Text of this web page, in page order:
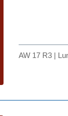
AW 17 R3 |